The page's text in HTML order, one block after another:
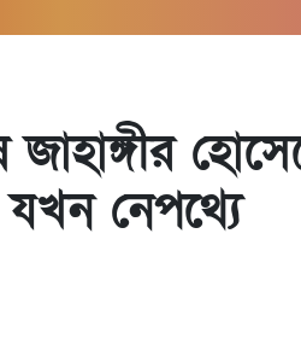
যখন নেপথ্যে